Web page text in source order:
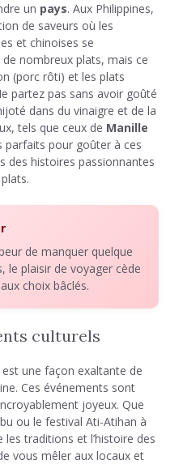
un pays. Aux Philippines,
de saveurs où les
et chinoises se
nombreux plats, mais ce
(porc rôti) et les plats
partez pas sans avoir goûté
dans du vinaigre et de la
tels que ceux de Manille
parfaits pour goûter à ces
des histoires passionnantes
de manquer quelque
le plaisir de voyager cède
choix bâclés.
culturels
une façon exaltante de
Ces événements sont
joyeux. Que
ou le festival Ati-Atihan à
traditions et l’histoire des
vous mêler aux locaux et